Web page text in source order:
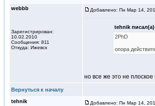
webbb
Зарегистрирован:
10.02.2010
Сообщения: 811
Откуда: Ижевск
Добавлено: Пн Мар 14,
tehnik
2PhD
опора
но все же это не
Вернуться к началу
tehnik
Добавлено: Пн Мар 14,